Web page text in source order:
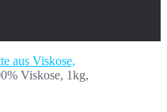
aus Viskose,
Viskose, 1kg,